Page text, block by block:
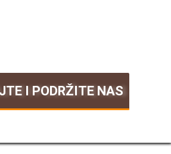
I PODRŽITE NAS